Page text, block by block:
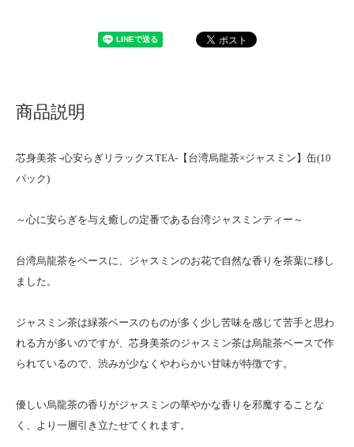
商品説明
芯身美茶 -心安らぎリラックスTEA-【台湾烏龍茶×ジャスミン】缶(10
パック)
～心に安らぎを与え癒しの定番である台湾ジャスミンティー～
台湾烏龍茶をベースに、ジャスミンのお花で自然な香りを茶葉に移し
ました。
ジャスミン茶は緑茶ベースのものが多く少し苦味を感じて苦手と思わ
れる方が多いのですが、芯身美茶のジャスミン茶は烏龍茶ベースで作
られているので、渋みが少なくやわらかい甘味が特徴です。
優しい烏龍茶の香りがジャスミンの華やかな香りを邪魔することな
く、より一層引き立たせてくれます。